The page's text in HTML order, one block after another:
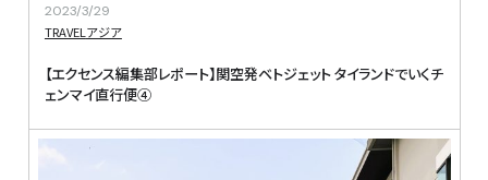
2023/3/29
TRAVELアジア
【エクセンス編集部レポート】関空発ベトジェット タイランドでいくチ
ェンマイ直行便④